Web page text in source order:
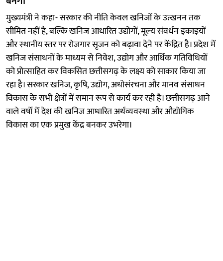
मुख्यमंत्री ने कहा- सरकार की नीति केवल खनिजों के उत्खनन तक
सीमित नहीं है, बल्कि खनिज आधारित उद्योगों, मूल्य संवर्धन इकाइयों
और स्थानीय स्तर पर रोजगार सृजन को बढ़ावा देने पर केंद्रित है। प्रदेश में
खनिज संसाधनों के माध्यम से निवेश, उद्योग और आर्थिक गतिविधियों
को प्रोत्साहित कर विकसित छत्तीसगढ़ के लक्ष्य को साकार किया जा
रहा है। सरकार खनिज, कृषि, उद्योग, अधोसंरचना और मानव संसाधन
विकास के सभी क्षेत्रों में समान रूप से कार्य कर रही है। छत्तीसगढ़ आने
वाले वर्षों में देश की खनिज आधारित अर्थव्यवस्था और औद्योगिक
विकास का एक प्रमुख केंद्र बनकर उभरेगा।